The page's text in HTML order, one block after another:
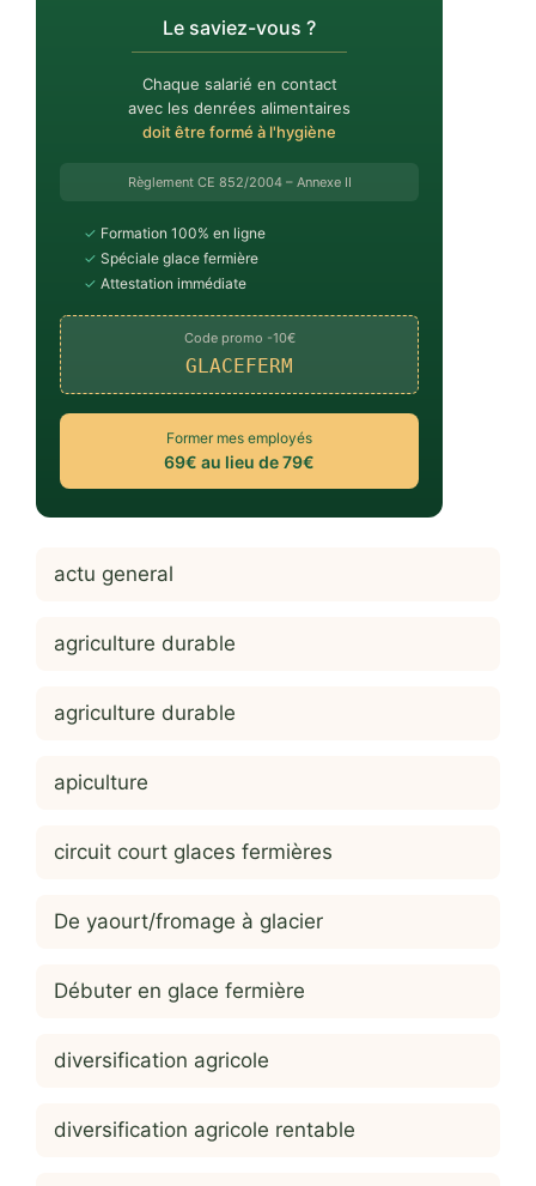
Le saviez-vous ?
Chaque salarié en contact
avec les denrées alimentaires
doit être formé à l'hygiène
Règlement CE 852/2004 – Annexe II
✓ Formation 100% en ligne
✓ Spéciale glace fermière
✓ Attestation immédiate
Code promo -10€
GLACEFERM
Former mes employés
69€ au lieu de 79€
actu general
agriculture durable
agriculture durable
apiculture
circuit court glaces fermières
De yaourt/fromage à glacier
Débuter en glace fermière
diversification agricole
diversification agricole rentable